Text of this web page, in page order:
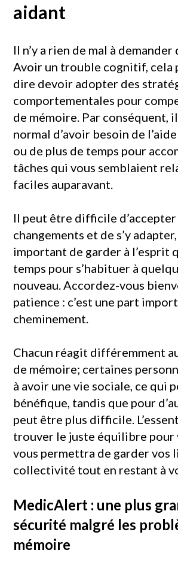
aidant
Il n’y a rien de mal à demander
Avoir un trouble cognitif, cela
dire devoir adopter des
comportementales pour
de mémoire. Par conséquent,
normal d’avoir besoin de
ou de plus de temps pour
tâches qui vous semblaient
faciles auparavant.
Il peut être difficile d’accepter
changements et de s’y
important de garder à l’esprit
temps pour s’habituer à
nouveau. Accordez-vous
patience : c’est une part
cheminement.
Chacun réagit différemment
de mémoire; certaines
à avoir une vie sociale, ce qui
bénéfique, tandis que pour
peut être plus difficile.
trouver le juste équilibre pour
vous permettra de garder vos
collectivité tout en restant à
MedicAlert : une plus
sécurité malgré les
mémoire